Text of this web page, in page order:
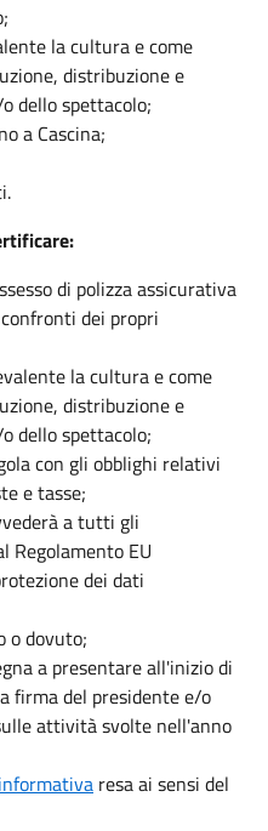
la cultura e come
distribuzione e
dello spettacolo;
a Cascina;
di polizza assicurativa
dei propri
la cultura e come
distribuzione e
dello spettacolo;
con gli obblighi relativi
e tasse;
a tutti gli
Regolamento EU
dei dati
o dovuto;
a presentare all'inizio di
firma del presidente e/o
attività svolte nell'anno
resa ai sensi del